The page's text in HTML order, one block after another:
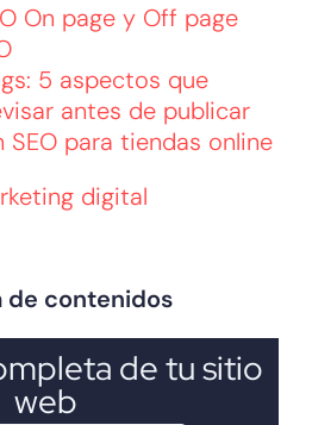
On page y Off page
5 aspectos que
antes de publicar
para tiendas online
de contenidos
de tu sitio
web